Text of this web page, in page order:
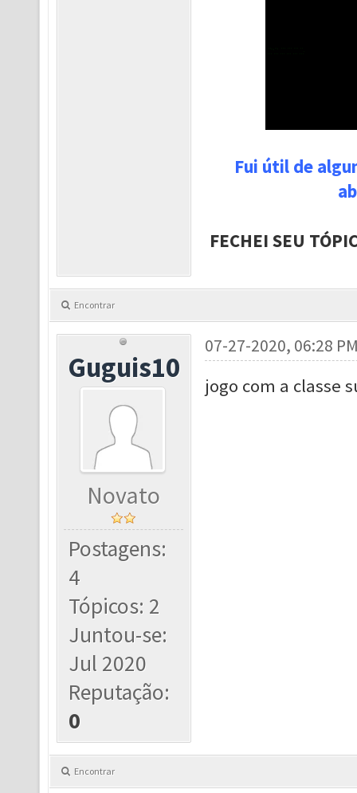
Fui útil de
FECHEI SEU
Encontrar
Guguis10
Novato
Postagens:
4
Tópicos: 2
Juntou-se:
Jul 2020
Reputação:
0
07-27-2020, 06:28
jogo com a classe
Encontrar